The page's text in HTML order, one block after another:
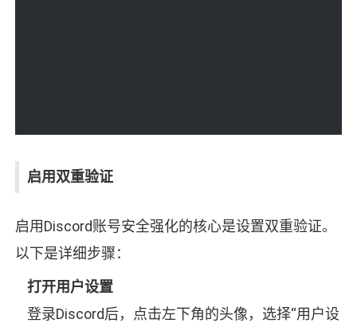
启用双重验证
启用Discord账号安全强化的核心是设置双重验证。
以下是详细步骤：
打开用户设置
登录Discord后，点击左下角的头像，选择“用户设